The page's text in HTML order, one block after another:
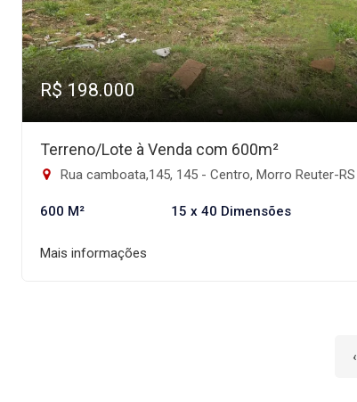
R$ 198.000
Terreno/Lote à Venda com 600m²
Rua camboata,145, 145 - Centro, Morro Reuter-RS
600 M² 15 x 40 Dimensões
Mais informações
‹